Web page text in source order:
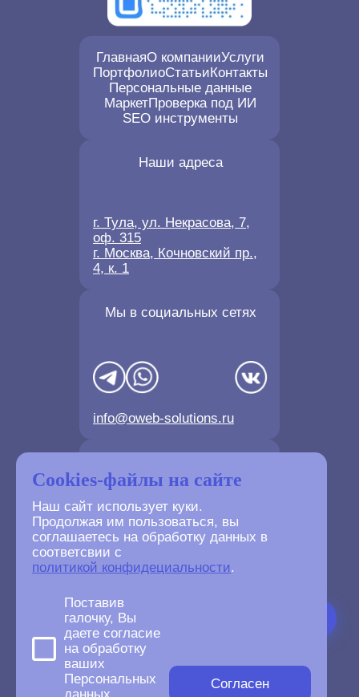
Cookies-файлы на сайте
Наш сайт использует куки.
Продолжая им пользоваться, вы
соглашаетесь на обработку данных в
соответсвии с
политикой конфидециальности.
Поставив
галочку, Вы
даете согласие
на обработку
ваших
Персональных
Согласен
2007-2026
oWeb Solutions.ru.
ГлавнаяО компанииУслуги
ПортфолиоСтатьиКонтакты
Персональные данные
МаркетПроверка под ИИ
SEO инструменты
Мы в социальных сетях
info@oweb-solutions.ru
Наши адреса
г. Тула, ул. Некрасова, 7,
оф. 315
г. Москва, Кочновский пр.,
4, к. 1
+7(4872) 702-730
+7(499) 677-61-84